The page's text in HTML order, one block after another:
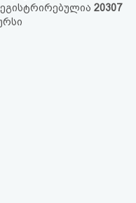
20307